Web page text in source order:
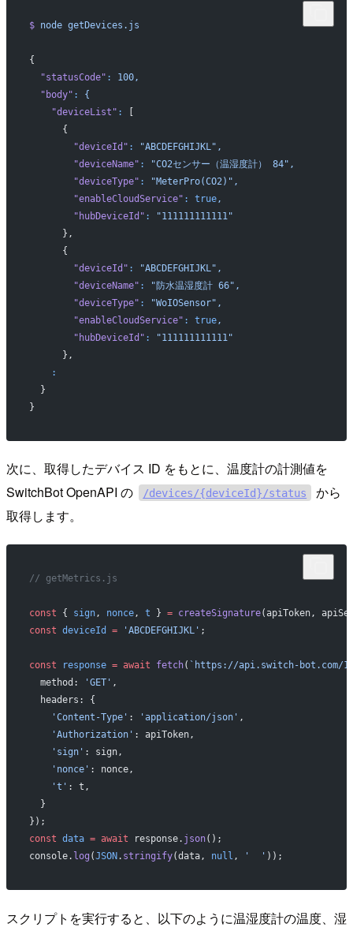
$ node getDevices.js
{
  "statusCode"
:
100,
  "body"
:
{
    "deviceList"
:
[
      {
        "deviceId"
:
"ABCDEFGHIJKL",
        "deviceName"
:
"CO2センサー（温湿度計） 84",
        "deviceType"
:
"MeterPro(CO2)",
        "enableCloudService"
: true,
        "hubDeviceId"
:
"111111111111"
      },
      {
        "deviceId"
:
"ABCDEFGHIJKL",
        "deviceName"
:
"防水温湿度計 66",
        "deviceType"
:
"WoIOSensor",
        "enableCloudService"
: true,
        "hubDeviceId"
:
"111111111111"
      },
    :
  }
}
次に、取得したデバイス ID をもとに、温度計の計測値を
SwitchBot OpenAPI の
/devices/{deviceId}/status
から
取得します。
// getMetrics.js
const { sign, nonce, t } = createSignature(apiToken,
const deviceId = 'ABCDEFGHIJKL' ;
const response = await fetch( `https://api.switch-bot.com/
  method:
'GET' ,
  headers: {
    'Content-Type'
: 'application/json' ,
    'Authorization'
: apiToken,
    'sign'
: sign,
    'nonce'
: nonce,
    't'
: t,
  }
});
const data = await response. json();
console. log (JSON . stringify(data, null , '  ' ));
スクリプトを実行すると、以下のように温湿度計の温度、湿